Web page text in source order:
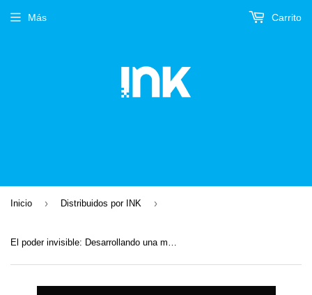
Más Carrito
Inicio › Distribuidos por INK ›
El poder invisible: Desarrollando una mentalidad aunténtica y resiliente